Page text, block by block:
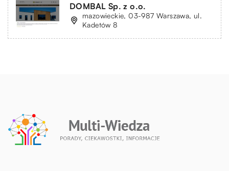
DOMBAL Sp. z o.o.
mazowieckie, 03-987 Warszawa, ul.
Kadetów 8